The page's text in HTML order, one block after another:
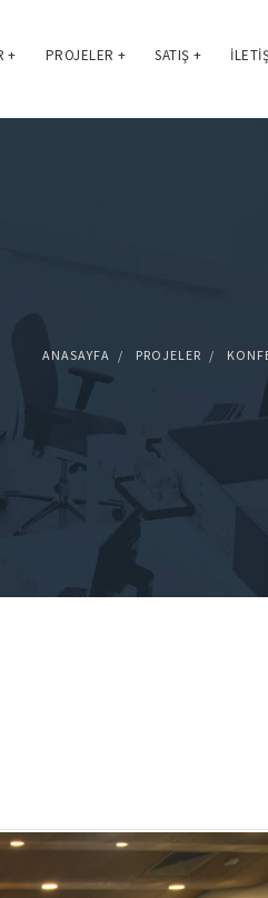
+ PROJELER + SATIŞ +
ANASAYFA PROJELER